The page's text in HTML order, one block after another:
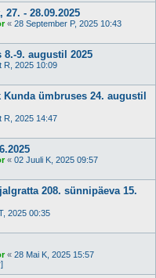
- 28.09.2025
« 28 September P, 2025 10:43
9. augustil 2025
R, 2025 10:09
ümbruses 24. augustil
R, 2025 14:47
« 02 Juuli K, 2025 09:57
208. sünnipäeva 15.
2025 00:35
« 28 Mai K, 2025 15:57